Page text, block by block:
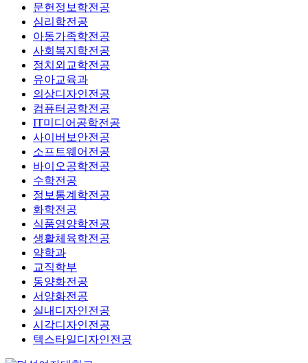
문헌정보학전공
심리학전공
아동가족학전공
사회복지학전공
정치외교학전공
유아교육과
의상디자인전공
컴퓨터공학전공
IT미디어공학전공
사이버보안전공
소프트웨어전공
바이오공학전공
수학전공
정보통계학전공
화학전공
식품영양학전공
생활체육학전공
약학과
교직학부
동양화전공
서양화전공
실내디자인전공
시각디자인전공
텍스타일디자인전공